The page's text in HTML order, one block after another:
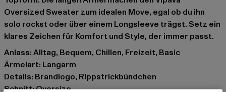
Oversized Sweater zum idealen Move, egal ob du ihn
solo rockst oder über einem Longsleeve trägst. Setz ein
klares Zeichen für Komfort und Style, der immer passt.
Anlass: Alltag, Bequem, Chillen, Freizeit, Basic
Ärmelart: Langarm
Details: Brandlogo, Rippstrickbündchen
Schnitt: Oversize